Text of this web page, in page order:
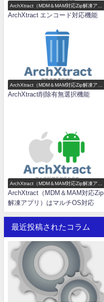
ArchXtract（MDM＆MAM対応Zip解凍アプ
リ）機能一覧
ArchXtract エンコード対応機能
ArchXtract（MDM＆MAM対応Zip解凍アプ
リ）機能一覧
ArchXtract削除有無選択機能
ArchXtract（MDM＆MAM対応Zip解凍アプ
リ）機能一覧
ArchXtract（MDM＆MAM対応Zip
解凍アプリ）はマルチOS対応
最近投稿されたコラム